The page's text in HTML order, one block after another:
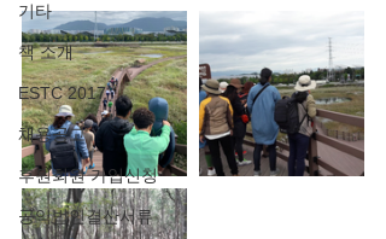
기타
책 소개
ESTC 2017
채용공고
후원회원 가입신청
공익법인결산서류